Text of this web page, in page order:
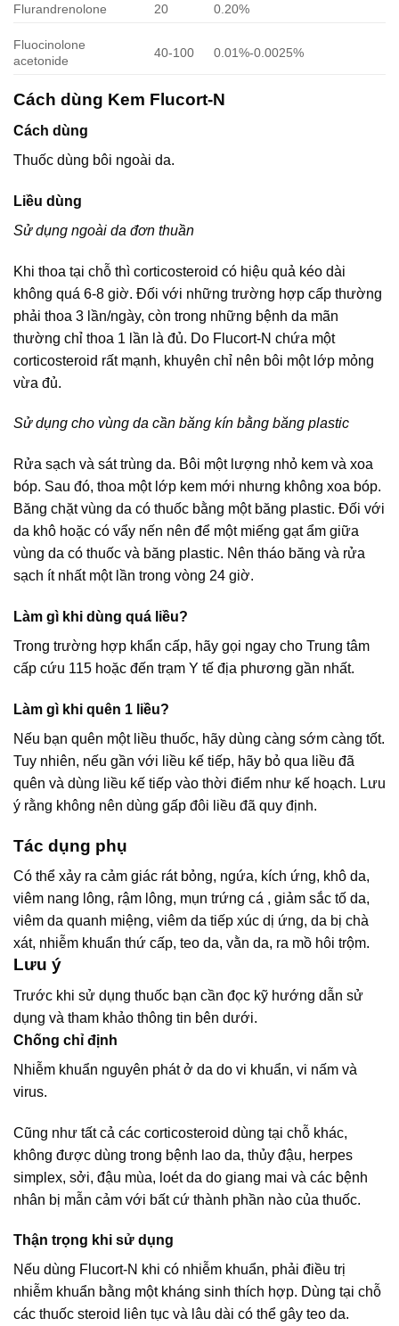
Flurandrenolone 20 0.20%
Fluocinolone
acetonide
40-100 0.01%-0.0025%
Cách dùng Kem Flucort-N
Cách dùng
Thuốc dùng bôi ngoài da.
Liều dùng
Sử dụng ngoài da đơn thuần
Khi thoa tại chỗ thì corticosteroid có hiệu quả kéo dài
không quá 6-8 giờ. Đối với những trường hợp cấp thường
phải thoa 3 lần/ngày, còn trong những bệnh da mãn
thường chỉ thoa 1 lần là đủ. Do Flucort-N chứa một
corticosteroid rất mạnh, khuyên chỉ nên bôi một lớp mỏng
vừa đủ.
Sử dụng cho vùng da cần băng kín bằng băng plastic
Rửa sạch và sát trùng da. Bôi một lượng nhỏ kem và xoa
bóp. Sau đó, thoa một lớp kem mới nhưng không xoa bóp.
Băng chặt vùng da có thuốc bằng một băng plastic. Đối với
da khô hoặc có vẩy nến nên để một miếng gạt ẩm giữa
vùng da có thuốc và băng plastic. Nên tháo băng và rửa
sạch ít nhất một lần trong vòng 24 giờ.
Làm gì khi dùng quá liều?
Trong trường hợp khẩn cấp, hãy gọi ngay cho Trung tâm
cấp cứu 115 hoặc đến trạm Y tế địa phương gần nhất.
Làm gì khi quên 1 liều?
Nếu bạn quên một liều thuốc, hãy dùng càng sớm càng tốt.
Tuy nhiên, nếu gần với liều kế tiếp, hãy bỏ qua liều đã
quên và dùng liều kế tiếp vào thời điểm như kế hoạch. Lưu
ý rằng không nên dùng gấp đôi liều đã quy định.
Tác dụng phụ
Có thể xảy ra cảm giác rát bỏng, ngứa, kích ứng, khô da,
viêm nang lông, rậm lông, mụn trứng cá , giảm sắc tố da,
viêm da quanh miệng, viêm da tiếp xúc dị ứng, da bị chà
xát, nhiễm khuẩn thứ cấp, teo da, vằn da, ra mồ hôi trộm.
Lưu ý
Trước khi sử dụng thuốc bạn cần đọc kỹ hướng dẫn sử
dụng và tham khảo thông tin bên dưới.
Chống chỉ định
Nhiễm khuẩn nguyên phát ở da do vi khuẩn, vi nấm và
virus.
Cũng như tất cả các corticosteroid dùng tại chỗ khác,
không được dùng trong bệnh lao da, thủy đậu, herpes
simplex, sởi, đậu mùa, loét da do giang mai và các bệnh
nhân bị mẫn cảm với bất cứ thành phần nào của thuốc.
Thận trọng khi sử dụng
Nếu dùng Flucort-N khi có nhiễm khuẩn, phải điều trị
nhiễm khuẩn bằng một kháng sinh thích hợp. Dùng tại chỗ
các thuốc steroid liên tục và lâu dài có thể gây teo da.